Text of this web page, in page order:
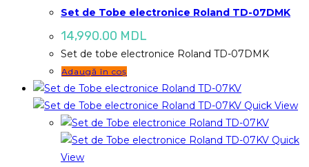
Set de Tobe electronice Roland TD-07DMK
14,990.00 MDL
Set de tobe electronice Roland TD-07DMK
Adaugă în coș
Quick View
Quick
View